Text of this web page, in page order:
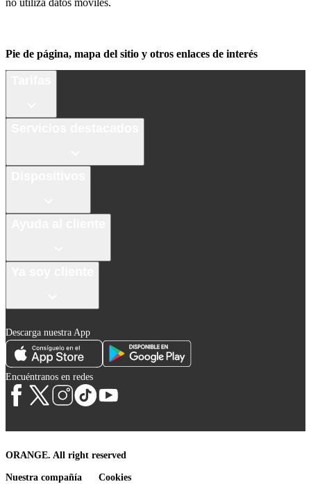
no utiliza datos móviles.
Pie de página, mapa del sitio y otros enlaces de interés
Descarga nuestra App
Encuéntranos en redes
ORANGE. All right reserved
Nuestra compañía Cookies